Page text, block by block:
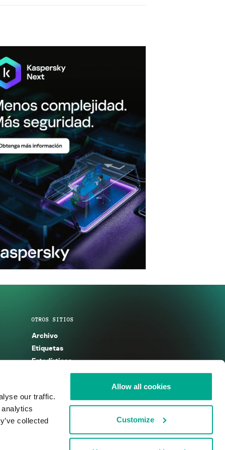
our traffic.
collected
Allow all cookies
Customize
OTROS SITIOS
Archivo
Etiquetas
Estadísticas
Enciclopedia
KSB 2025